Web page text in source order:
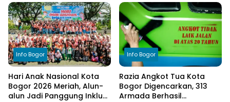
Terdampak Kekeringan
kepada Bupati Bogor
Info Bogor
Hari Anak Nasional Kota
Bogor 2026 Meriah, Alun-
alun Jadi Panggung Inklusi
Info Bogor
Razia Angkot Tua Kota
Bogor Digencarkan, 313
Armada Berhasil